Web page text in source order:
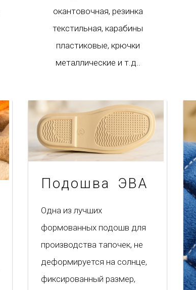
окантовочная, резинка
текстильная, карабины
пластиковые, крючки
металлические и т.д..
Подошва ЭВА
Одна из лучших
формованных подошв для
производства тапочек, не
деформируется на солнце,
фиксированный размер,